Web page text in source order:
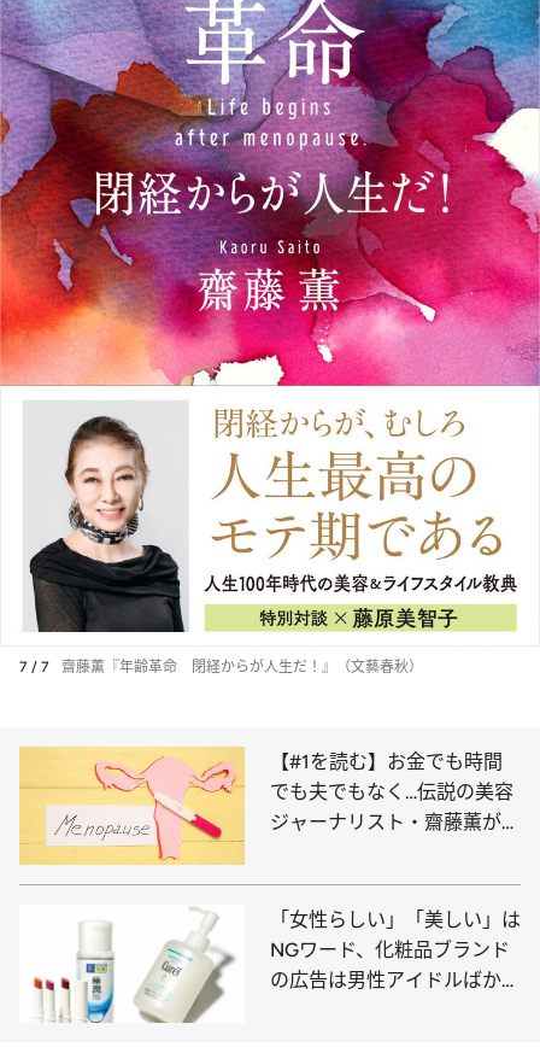
7 / 7 齋藤薫『年齢革命 閉経からが人生だ！』（文藝春秋）
【#1を読む】お金でも時間
でも夫でもなく…伝説の美容
ジャーナリスト・齋藤薫が閉
時代”に本当に大切な「一生
もの」
「女性らしい」「美しい」は
NGワード、化粧品ブランド
の広告は男性アイドルばか